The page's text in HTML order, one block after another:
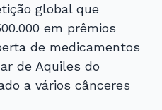
global que
em prêmios
de medicamentos
de Aquiles do
a vários cânceres